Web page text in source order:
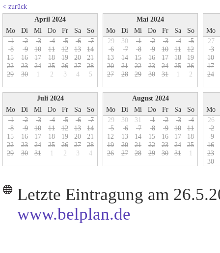
< zurück
April 2024
Mo
Di Mi Do Fr Sa
So
1
2 3 4 5 6
7
8
9 10 11 12 13 14
15 16 17 18 19 20 21
22 23 24 25 26 27 28
29 30 1 2 3 4 5
Mai 2024
Mo
Di Mi Do Fr Sa
So
29
30 1 2 3 4
5
6
7 8 9 10 11 12
13 14 15 16 17 18 19
20 21 22 23 24 25 26
27 28 29 30 31 1 2
Mo
27
3
10
17
24
Juli 2024
Mo
Di Mi Do Fr Sa
So
1
2 3 4 5 6
7
8
9 10 11 12 13 14
15 16 17 18 19 20 21
22 23 24 25 26 27 28
29 30 31 1 2 3 4
August 2024
Mo
Di Mi Do Fr Sa
So
29
30 31 1 2 3
4
5
6 7 8 9 10 11
12 13 14 15 16 17 18
19 20 21 22 23 24 25
26 27 28 29 30 31 1
Mo
26
2
9
16
23
30
Letzte Eintragung am
www.belplan.de